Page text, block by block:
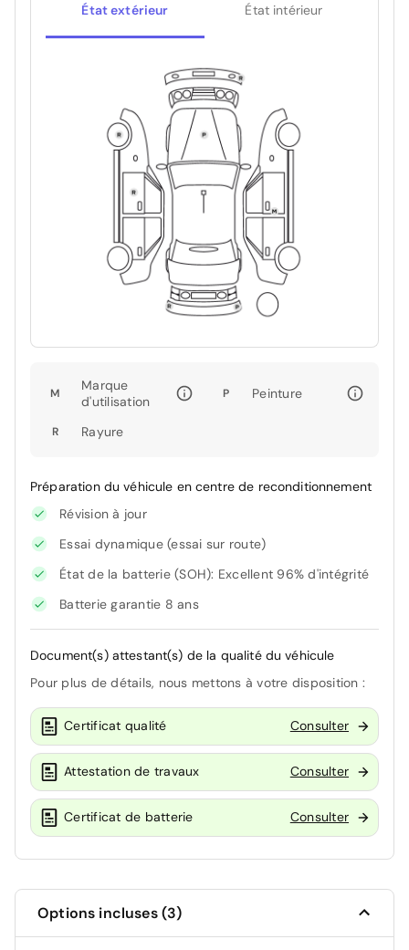
État extérieur État intérieur
M
Marque
d'utilisation
P Peinture
R Rayure
Préparation du véhicule en centre de reconditionnement
Révision à jour
Essai dynamique (essai sur route)
État de la batterie (SOH): Excellent 96% d'intégrité
Batterie garantie 8 ans
Document(s) attestant(s) de la qualité du véhicule
Pour plus de détails, nous mettons à votre disposition :
Certificat qualité Consulter
Attestation de travaux Consulter
Certificat de batterie Consulter
Options incluses (3)